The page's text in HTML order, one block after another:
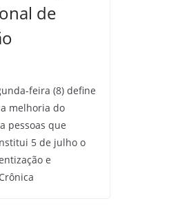
de
feira (8) define
melhoria do
pessoas que
5 de julho o
e